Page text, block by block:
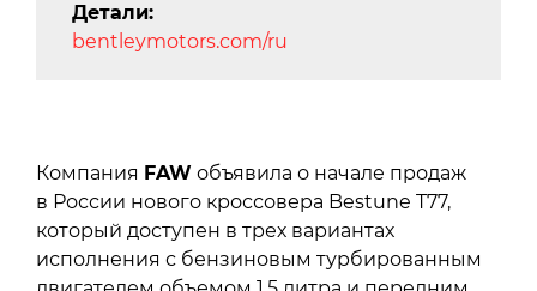
Детали:
bentleymotors.com/ru
Компания FAW объявила о начале продаж
в России нового кроссовера Bestune T77,
который доступен в трех вариантах
исполнения с бензиновым турбированным